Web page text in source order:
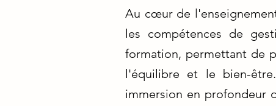
Au cœur de
les compétences de
formation, permettant de
l'équilibre et le bien-
immersion en profondeur